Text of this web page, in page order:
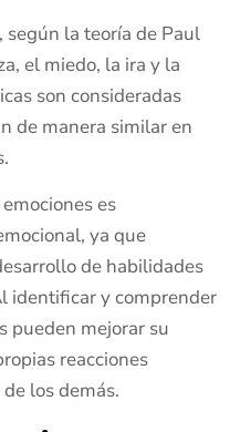
según la teoría de Paul
el miedo, la ira y la
son consideradas
de manera similar en
es
ya que
de habilidades
identificar y comprender
pueden mejorar su
reacciones
los demás.